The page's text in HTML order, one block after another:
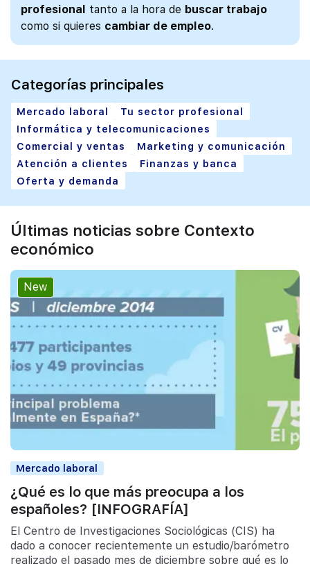
profesional tanto a la hora de buscar trabajo
como si quieres cambiar de empleo.
Categorías principales
Mercado laboral
Tu sector profesional
Informática y telecomunicaciones
Comercial y ventas
Marketing y comunicación
Atención a clientes
Finanzas y banca
Oferta y demanda
Últimas noticias sobre Contexto
económico
New
Mercado laboral
¿Qué es lo que más preocupa a los
españoles? [INFOGRAFÍA]
El Centro de Investigaciones Sociológicas (CIS) ha
dado a conocer recientemente un estudio/barómetro
realizado el pasado mes de diciembre sobre qué es lo